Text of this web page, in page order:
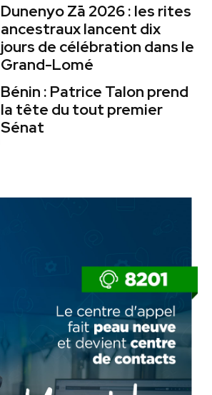
Dunenyo Zā 2026 : les rites
ancestraux lancent dix
jours de célébration dans le
Grand-Lomé
Bénin : Patrice Talon prend
la tête du tout premier
Sénat